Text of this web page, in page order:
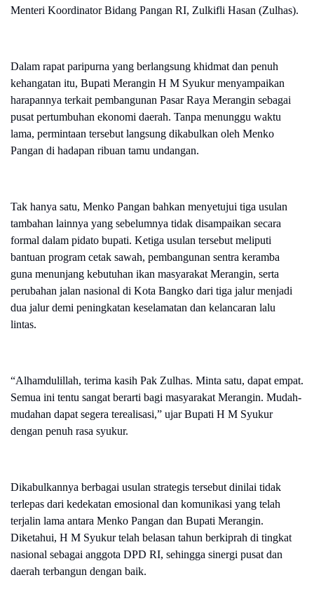
Menteri Koordinator Bidang Pangan RI, Zulkifli Hasan (Zulhas).
Dalam rapat paripurna yang berlangsung khidmat dan penuh
kehangatan itu, Bupati Merangin H M Syukur menyampaikan
harapannya terkait pembangunan Pasar Raya Merangin sebagai
pusat pertumbuhan ekonomi daerah. Tanpa menunggu waktu
lama, permintaan tersebut langsung dikabulkan oleh Menko
Pangan di hadapan ribuan tamu undangan.
Tak hanya satu, Menko Pangan bahkan menyetujui tiga usulan
tambahan lainnya yang sebelumnya tidak disampaikan secara
formal dalam pidato bupati. Ketiga usulan tersebut meliputi
bantuan program cetak sawah, pembangunan sentra keramba
guna menunjang kebutuhan ikan masyarakat Merangin, serta
perubahan jalan nasional di Kota Bangko dari tiga jalur menjadi
dua jalur demi peningkatan keselamatan dan kelancaran lalu
lintas.
“Alhamdulillah, terima kasih Pak Zulhas. Minta satu, dapat empat.
Semua ini tentu sangat berarti bagi masyarakat Merangin. Mudah-
mudahan dapat segera terealisasi,” ujar Bupati H M Syukur
dengan penuh rasa syukur.
Dikabulkannya berbagai usulan strategis tersebut dinilai tidak
terlepas dari kedekatan emosional dan komunikasi yang telah
terjalin lama antara Menko Pangan dan Bupati Merangin.
Diketahui, H M Syukur telah belasan tahun berkiprah di tingkat
nasional sebagai anggota DPD RI, sehingga sinergi pusat dan
daerah terbangun dengan baik.